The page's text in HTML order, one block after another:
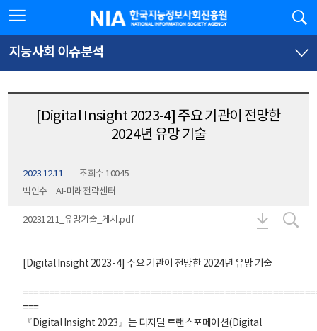
문
로
가
체
뉴
바
가
한국지능정보사회진흥원
지능사회 이슈분석
[Digital Insight 2023-4] 주요 기관이 전망한
2024년 유망 기술
2023.12.11
조회수 10045
백인수
AI-미래전략센터
20231211_유망기술_게시.pdf
[Digital Insight 2023-4] 주요 기관이 전망한 2024년 유망 기술
==​=​​
『Digital Insight 2023』는 디지털 트랜스포메이션(Digital